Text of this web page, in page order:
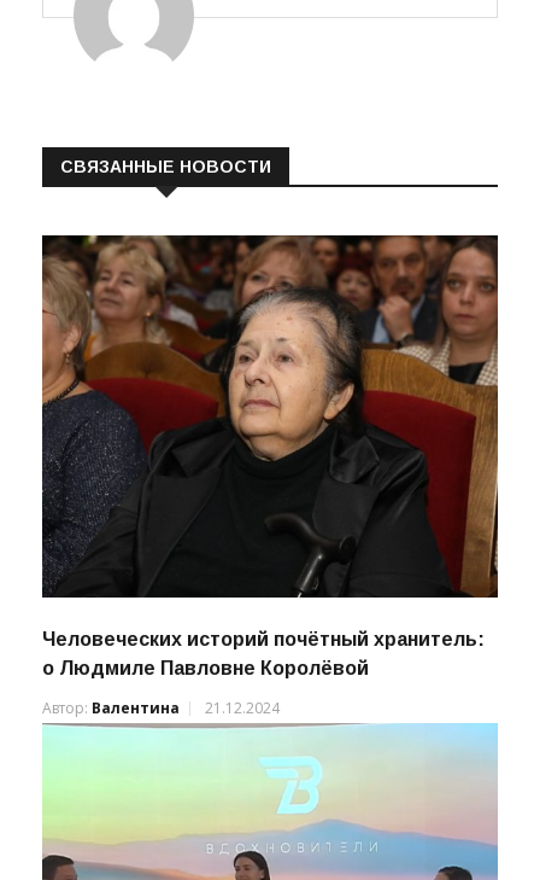
СВЯЗАННЫЕ НОВОСТИ
Человеческих историй почётный хранитель:
о Людмиле Павловне Королёвой
Автор: Валентина 21.12.2024